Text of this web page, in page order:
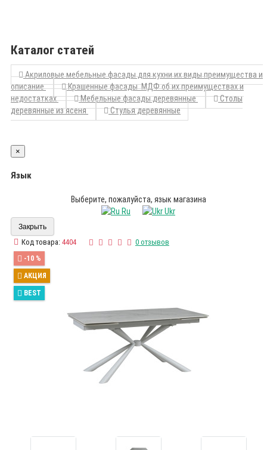
Каталог статей
Акриловые мебельные фасады для кухни их виды преимущества и
описание
Крашенные фасады МДФ об их преимуществах и
недостатках
Мебельные фасады деревянные
Столы
деревянные из ясеня
Стулья деревянные
×
Язык
Выберите, пожалуйста, язык магазина
Ru
Ukr
Закрыть
Код товара: 4404 0 отзывов
-10 %
АКЦИЯ
BEST